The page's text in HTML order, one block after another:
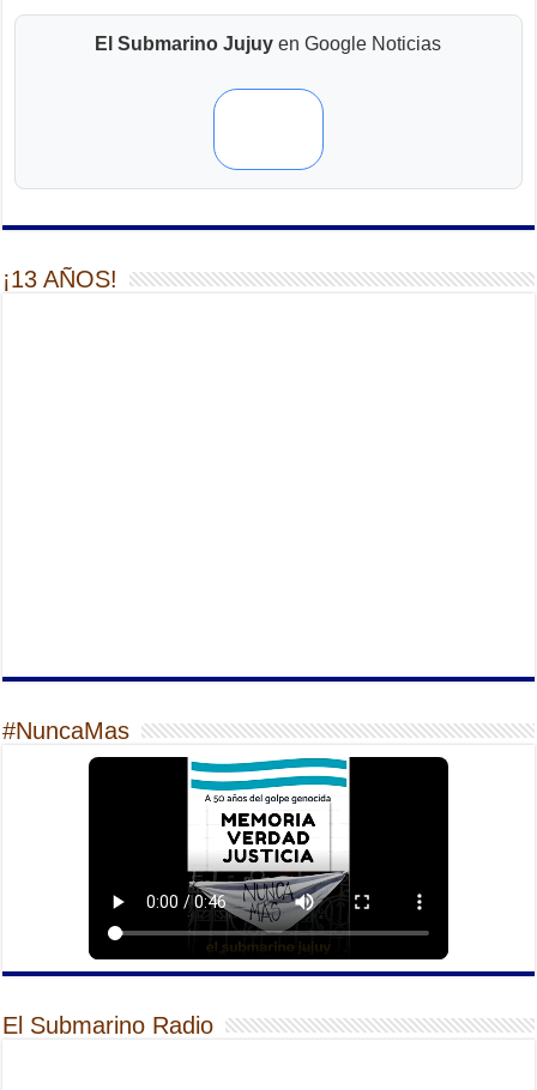
El Submarino Jujuy en Google Noticias
¡13 AÑOS!
#NuncaMas
El Submarino Radio